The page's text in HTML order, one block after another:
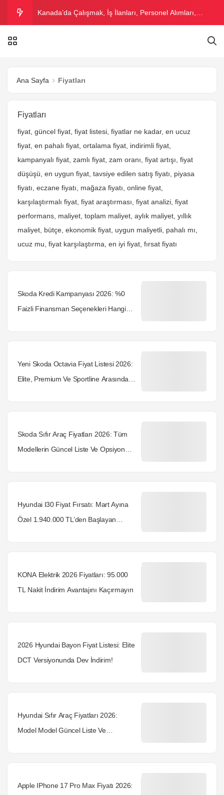
Kanada’da Çalışmak, İş İlanları, Personel Alımları,
Kızılay Personel Maaşı 2026 – Kızılay Çalışma Şartları
Tam Liste
Tostçu Dükkanı Açmak | Tostçu Açma Maliyeti ve
Ortalama Kazancı 2026
Ana Sayfa Fiyatları
Fiyatları
fiyat, güncel fiyat, fiyat listesi, fiyatlar ne kadar, en ucuz
fiyat, en pahalı fiyat, ortalama fiyat, indirimli fiyat,
kampanyalı fiyat, zamlı fiyat, zam oranı, fiyat artışı, fiyat
düşüşü, en uygun fiyat, tavsiye edilen satış fiyatı, piyasa
fiyatı, eczane fiyatı, mağaza fiyatı, online fiyat,
karşılaştırmalı fiyat, fiyat araştırması, fiyat analizi, fiyat
performans, maliyet, toplam maliyet, aylık maliyet, yıllık
maliyet, bütçe, ekonomik fiyat, uygun maliyetli, pahalı mı,
ucuz mu, fiyat karşılaştırma, en iyi fiyat, fırsat fiyatı
Skoda Kredi Kampanyası 2026: %0
Faizli Finansman Seçenekleri Hangi
Yeni Skoda Octavia Fiyat Listesi 2026:
Elite, Premium Ve Sportline Arasındaki
Skoda Sıfır Araç Fiyatları 2026: Tüm
Modellerin Güncel Liste Ve Opsiyon
Hyundai I30 Fiyat Fırsatı: Mart Ayına
Özel 1.940.000 TL’den Başlayan
KONA Elektrik 2026 Fiyatları: 95.000
TL Nakit İndirim Avantajını Kaçırmayın
2026 Hyundai Bayon Fiyat Listesi: Elite
DCT Versiyonunda Dev İndirim!
Hyundai Sıfır Araç Fiyatları 2026:
Model Model Güncel Liste Ve
Apple IPhone 17 Pro Max Fiyatı 2026: